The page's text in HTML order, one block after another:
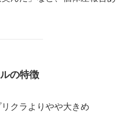
の特徴
クラよりやや大きめ